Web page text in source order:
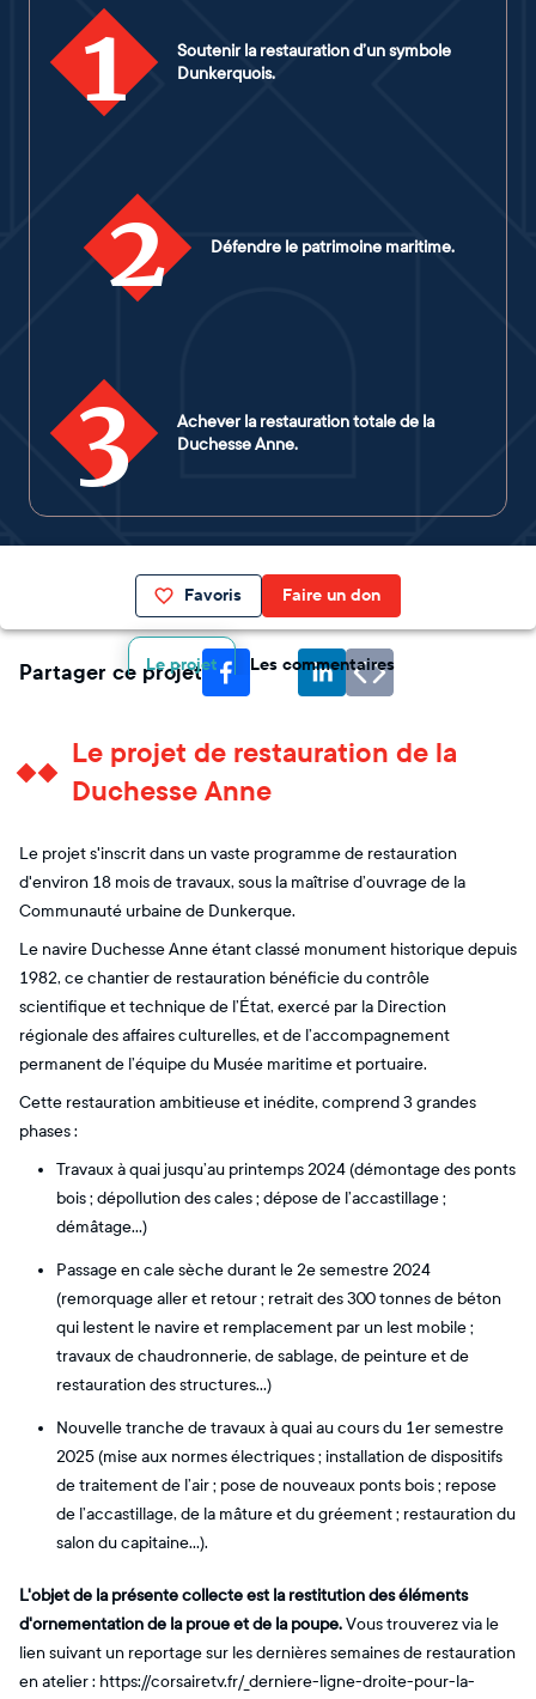
1
Soutenir la restauration d’un symbole
Dunkerquois.
2 Défendre le patrimoine maritime.
3
Achever la restauration totale de la
Duchesse Anne.
Favoris Faire un don
Le projet Les commentaires
Partager ce projet
Le projet de restauration de la
Duchesse Anne
Le projet s'inscrit dans un vaste programme de restauration
d'environ 18 mois de travaux, sous la maîtrise d’ouvrage de la
Communauté urbaine de Dunkerque.
Le navire Duchesse Anne étant classé monument historique depuis
1982, ce chantier de restauration bénéficie du contrôle
scientifique et technique de l’État, exercé par la Direction
régionale des affaires culturelles, et de l’accompagnement
permanent de l’équipe du Musée maritime et portuaire.
Cette restauration ambitieuse et inédite, comprend 3 grandes
phases :
Travaux à quai jusqu’au printemps 2024 (démontage des ponts
bois ; dépollution des cales ; dépose de l’accastillage ;
démâtage…)
Passage en cale sèche durant le 2e semestre 2024
(remorquage aller et retour ; retrait des 300 tonnes de béton
qui lestent le navire et remplacement par un lest mobile ;
travaux de chaudronnerie, de sablage, de peinture et de
restauration des structures…)
Nouvelle tranche de travaux à quai au cours du 1er semestre
2025 (mise aux normes électriques ; installation de dispositifs
de traitement de l’air ; pose de nouveaux ponts bois ; repose
de l’accastillage, de la mâture et du gréement ; restauration du
salon du capitaine…).
L'objet de la présente collecte est la restitution des éléments
d'ornementation de la proue et de la poupe.Vous trouverez via le
lien suivant un reportage sur les dernières semaines de restauration
en atelier : https://corsairetv.fr/_derniere-ligne-droite-pour-la-